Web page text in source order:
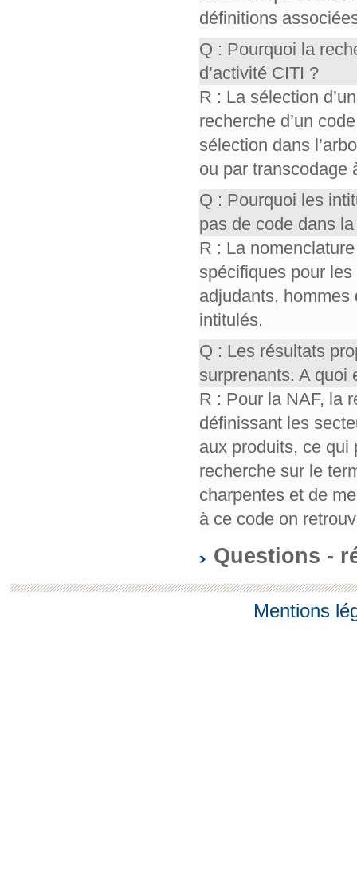
définitions
Q : Pourquoi la
d’activité CITI ?
R : La sélection
recherche d’un
sélection dans
ou par transcodage
Q : Pourquoi les
pas de code dans
R : La
spécifiques pour
adjudants,
intitulés.
Q : Les résultats
surprenants. A quoi
R : Pour la NAF, la
définissant les
aux produits, ce qui
recherche sur le
charpentes et de
à ce code on
Questions -
Mentions